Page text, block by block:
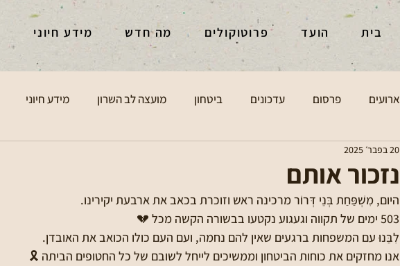
בית הועד פרוטוקולים מה חדש מידע חיוני
ארועים פרסום עדכונים ביטחון מועצה לב השרון מידע חיוני
נזכור אותם
20 בפבר׳ 2025
היום, מִשְׁפַּחַת בְּנֵי דְּרוֹר מרכינה ראש וזוכרת בכאב את ארבעת יקירינו.
503 ימים של תקווה וגעגוע נקטעו בבשורה הקשה מכל 💔
לִבֵּנוּ עם המשפחות ברגעים שאין להם נחמה, ועם העם כולו הכואב את האובדן.
אנו מחזקים את כוחות הביטחון וממשיכים לייחל לשובם של כל החטופים הביתה 🎗️